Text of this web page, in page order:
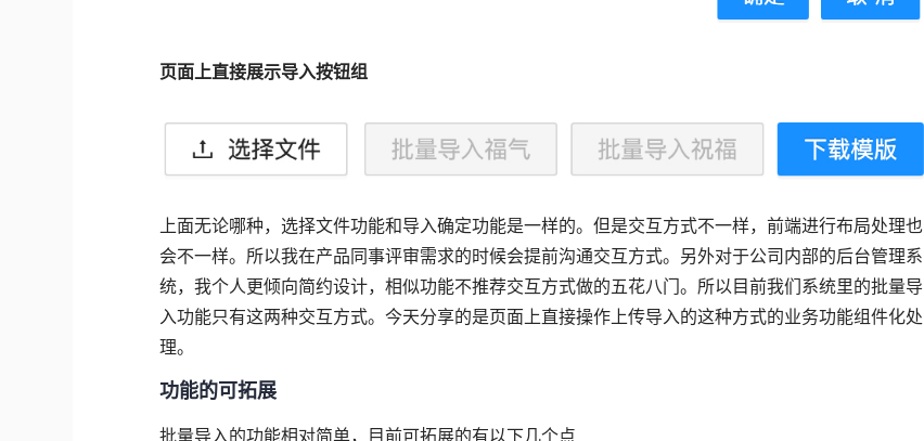
页面上直接展示导入按钮组
上面无论哪种，选择文件功能和导入确定功能是一样的。但是交互方式不一样，前端进行布局处理也
会不一样。所以我在产品同事评审需求的时候会提前沟通交互方式。另外对于公司内部的后台管理系
统，我个人更倾向简约设计，相似功能不推荐交互方式做的五花八门。所以目前我们系统里的批量导
入功能只有这两种交互方式。今天分享的是页面上直接操作上传导入的这种方式的业务功能组件化处
理。
功能的可拓展
批量导入的功能相对简单，目前可拓展的有以下几个点